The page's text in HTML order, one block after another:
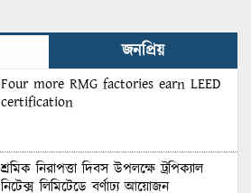
জনপ্রিয়
Four more RMG factories earn LEED
certification
শ্রমিক নিরাপত্তা দিবস উপলক্ষে ট্রপিক্যাল
নিটেক্স লিমিটেডে বর্ণাঢ্য আয়োজন